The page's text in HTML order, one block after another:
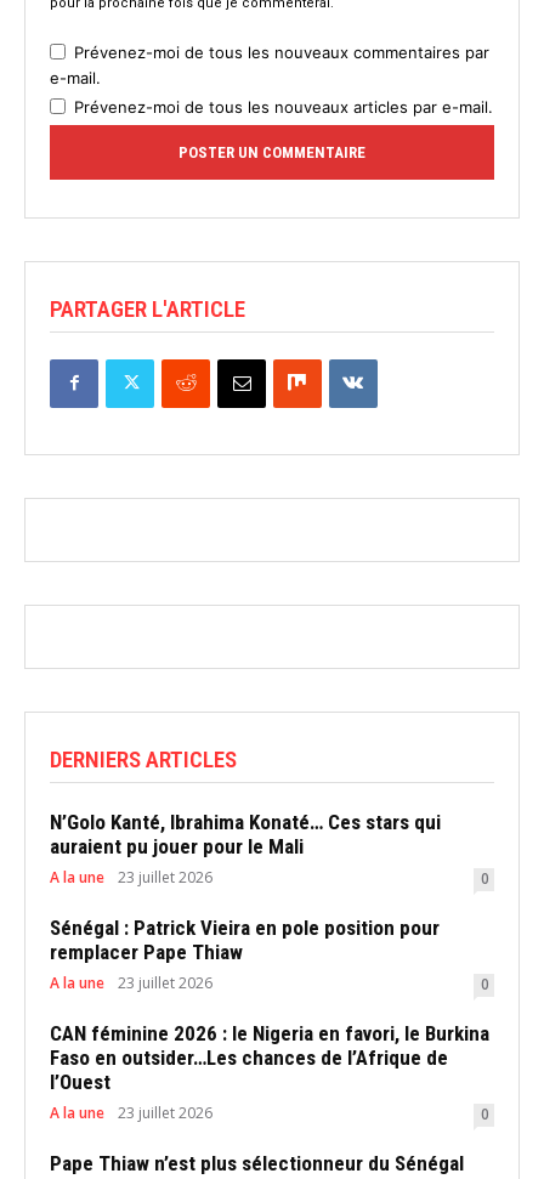
Prévenez-moi de tous les nouveaux commentaires par
e-mail.
Prévenez-moi de tous les nouveaux articles par e-mail.
PARTAGER L'ARTICLE
DERNIERS ARTICLES
N’Golo Kanté, Ibrahima Konaté… Ces stars qui
auraient pu jouer pour le Mali
A la une 23 juillet 2026 0
Sénégal : Patrick Vieira en pole position pour
remplacer Pape Thiaw
A la une 23 juillet 2026 0
CAN féminine 2026 : le Nigeria en favori, le Burkina
Faso en outsider…Les chances de l’Afrique de
l’Ouest
A la une 23 juillet 2026 0
Pape Thiaw n’est plus sélectionneur du Sénégal